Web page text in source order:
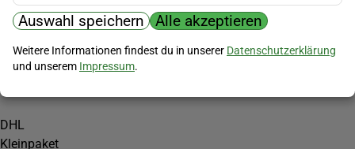
Zahlungsmöglichkeiten
PayPal
Vorkasse
Versand
DHL
Kleinpaket
Auswahl speichern Alle akzeptieren
Weitere Informationen findest du in unserer Datenschutzerklärung
und unserem Impressum.